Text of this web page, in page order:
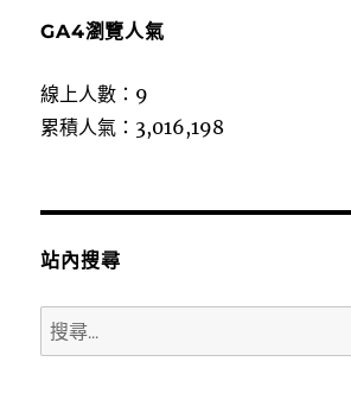
GA4瀏覽人氣
線上人數：9
累積人氣：3,016,198
站內搜尋
搜
尋